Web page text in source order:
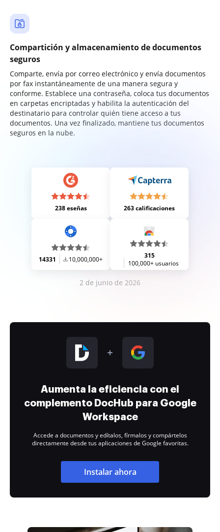
Compartición y almacenamiento de documentos
seguros
Comparte, envía por correo electrónico y envía documentos
por fax instantáneamente de una manera segura y
conforme. Establece una contraseña, coloca tus documentos
en carpetas encriptadas y habilita la autenticación del
destinatario para controlar quién tiene acceso a tus
documentos. Una vez finalizado, mantiene tus documentos
seguros en la nube.
238 eseñas 263 calificaciones
14331 10,000,000+
315
100,000+ usuarios
2 de junio de 2026
Aumenta la eficiencia con el
complemento DocHub para Google
Workspace
Accede a documentos y edítalos, fírmalos y compártelos
directamente desde tus aplicaciones de Google favoritas.
Instalar ahora